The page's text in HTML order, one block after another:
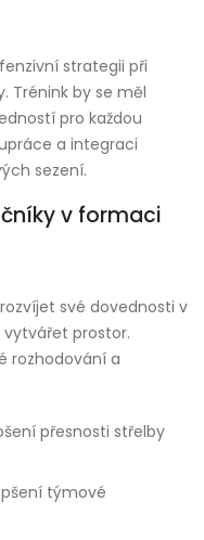
strategii při
Trénink by se měl
pro každou
a integraci
sezení.
v formaci
své dovednosti v
prostor.
rozhodování a
přesnosti střelby
týmové